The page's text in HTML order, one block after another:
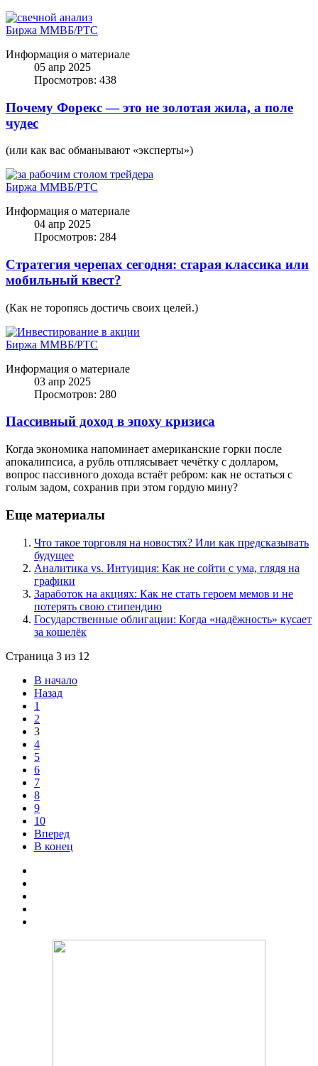
Биржа ММВБ/РТС
Информация о материале
05 апр 2025
Просмотров: 438
Почему Форекс — это не золотая жила, а поле
чудес
(или как вас обманывают «эксперты»)
Биржа ММВБ/РТС
Информация о материале
04 апр 2025
Просмотров: 284
Стратегия черепах сегодня: старая классика или
мобильный квест?
(Как не торопясь достичь своих целей.)
Биржа ММВБ/РТС
Информация о материале
03 апр 2025
Просмотров: 280
Пассивный доход в эпоху кризиса
Когда экономика напоминает американские горки после
апокалипсиса, а рубль отплясывает чечётку с долларом,
вопрос пассивного дохода встаёт ребром: как не остаться с
голым задом, сохранив при этом гордую мину?
Еще материалы
Что такое торговля на новостях? Или как предсказывать
будущее
Аналитика vs. Интуиция: Как не сойти с ума, глядя на
графики
Заработок на акциях: Как не стать героем мемов и не
потерять свою стипендию
Государственные облигации: Когда «надёжность» кусает
за кошелёк
Страница 3 из 12
В начало
Назад
1
2
3
4
5
6
7
8
9
10
Вперед
В конец